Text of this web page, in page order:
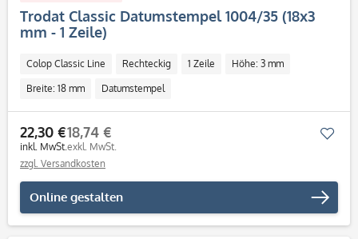
Trodat Classic Datumstempel 1004/35 (18x3
mm - 1 Zeile)
Colop Classic Line Rechteckig 1 Zeile Höhe: 3 mm
Breite: 18 mm Datumstempel
22,30 €
inkl. MwSt.
18,74 €
exkl. MwSt.
zzgl. Versandkosten
Online gestalten